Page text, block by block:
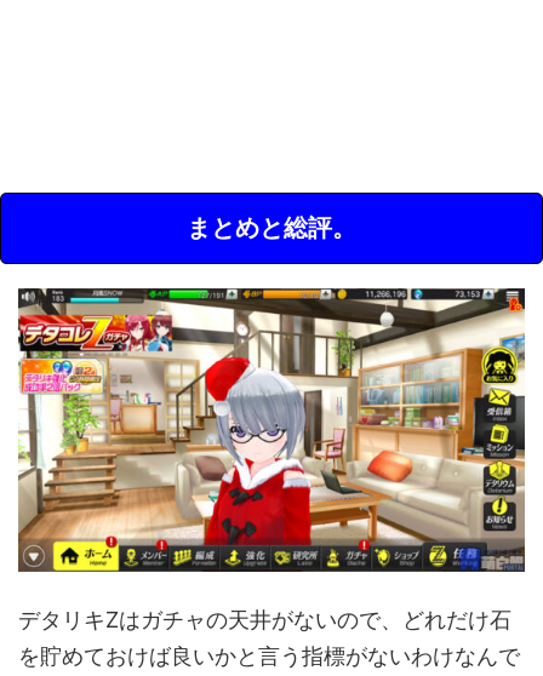
まとめと総評。
デタリキZはガチャの天井がないので、どれだけ石
を貯めておけば良いかと言う指標がないわけなんで